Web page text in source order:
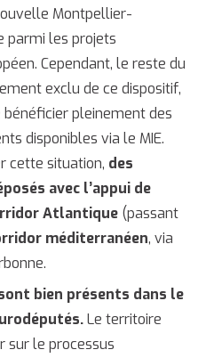
Montpellier-
parmi les projets
Cependant, le reste du
exclu de ce dispositif,
pleinement des
disponibles via le MIE.
cette situation, des
avec l’appui de
Atlantique (passant
méditerranéen, via
bien présents dans le
Le territoire
sur le processus